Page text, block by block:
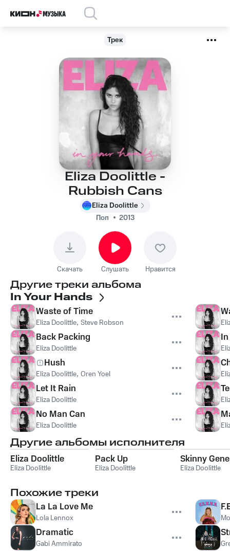
Трек
Eliza Doolittle -
Rubbish Cans
Eliza Doolittle
Поп
2013
Скачать Слушать Нравится
Другие треки альбома
In Your Hands
Waste of Time
Eliza Doolittle, Steve Robson
Back Packing
Eliza Doolittle
Hush
Eliza Doolittle, Oren Yoel
Let It Rain
Eliza Doolittle
No Man Can
Eliza Doolittle
Другие альбомы исполнителя
Eliza Doolittle
Eliza Doolittle
Pack Up
Eliza Doolittle
Skinny
Eliza Doolittle
Похожие треки
La La Love Me
Lola Lennox
Dramatic
Gabi Ammirato